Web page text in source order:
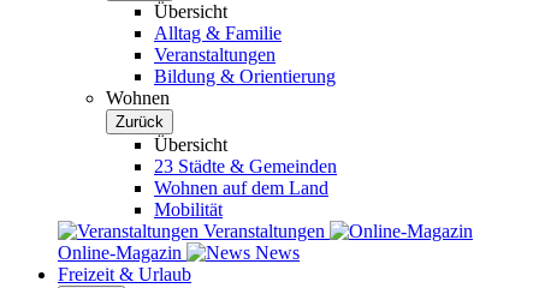
Übersicht
Alltag & Familie
Veranstaltungen
Bildung & Orientierung
Wohnen
Zurück
Übersicht
23 Städte & Gemeinden
Wohnen auf dem Land
Mobilität
Veranstaltungen
Online-Magazin
News
Freizeit & Urlaub